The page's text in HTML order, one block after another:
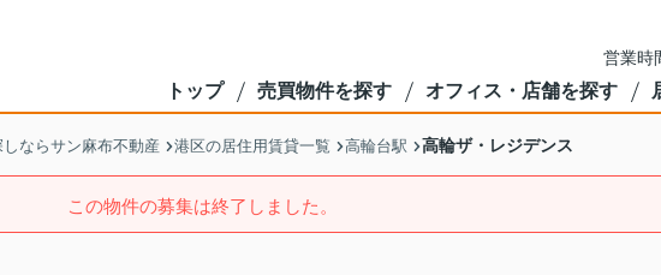
営業時
トップ 売買物件を探す オフィス・店舗を探す
ならサン麻布不動産 港区の居住用賃貸一覧 高輪台駅 高輪ザ・レジデンス
この物件の募集は終了しました。